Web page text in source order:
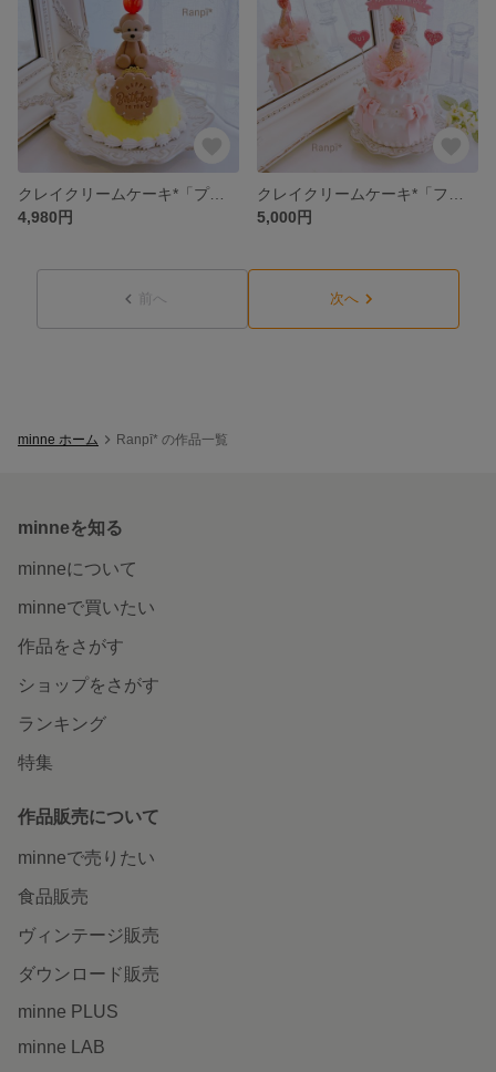
クレイクリームケーキ*「プリンケーキ」
4,980円
5,000円
前へ 次へ
minne ホーム Ranpī* の作品一覧
minneを知る
minneについて
minneで買いたい
作品をさがす
ショップをさがす
ランキング
特集
作品販売について
minneで売りたい
食品販売
ヴィンテージ販売
ダウンロード販売
minne PLUS
minne LAB